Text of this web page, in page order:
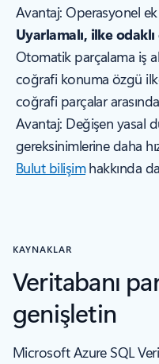
Avantaj:Operasyonel ek
Uyarlamalı, ilke
Otomatik parçalama iş
coğrafi konuma özgü
coğrafi parçalar
Avantaj: Değişen yasal
gereksinimlerine daha
Bulut bilişimhakkında
KAYNAKLAR
Veritabanı
genişletin
Microsoft Azure SQL